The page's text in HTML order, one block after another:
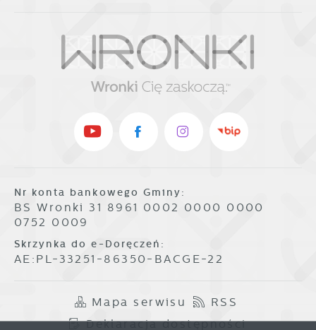
Nr konta bankowego Gminy:
BS Wronki 31 8961 0002 0000 0000
0752 0009
Skrzynka do e-Doręczeń:
AE:PL-33251-86350-BACGE-22
Mapa serwisu
RSS
Deklaracja dostępności